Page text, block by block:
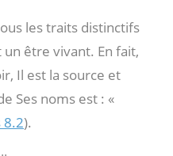
les traits distinctifs
un être vivant. En fait,
Il est la source et
Ses noms est : «
8.2).